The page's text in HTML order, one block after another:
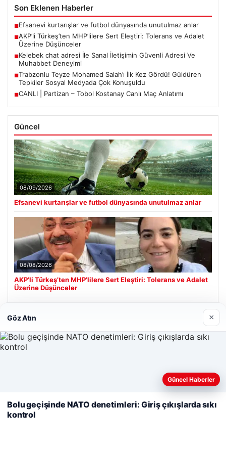
Son Eklenen Haberler
■Efsanevi kurtarışlar ve futbol dünyasında unutulmaz anlar
■AKP’li Türkeş’ten MHP’lilere Sert Eleştiri: Tolerans ve Adalet
Üzerine Düşünceler
■Kelebek chat adresi İle Sanal İletişimin Güvenli Adresi Ve
Muhabbet Deneyimi
■Trabzonlu Teyze Mohamed Salah’ı İlk Kez Gördü! Güldüren
Tepkiler Sosyal Medyada Çok Konuşuldu
■CANLI | Partizan – Tobol Kostanay Canlı Maç Anlatımı
Güncel
08/09/2026
Efsanevi kurtarışlar ve futbol dünyasında unutulmaz anlar
08/08/2026
AKP’li Türkeş’ten MHP’lilere Sert Eleştiri: Tolerans ve Adalet
Üzerine Düşünceler
Hastaş Beton
Web sitemizi nasıl kullandığınızı daha iyi anlayabilmek,
kullanıyoruz.
Çerez Politikamız
Reddet
Göz Atın ×
Güncel Haberler
Bolu geçişinde NATO denetimleri: Giriş çıkışlarda sıkı
kontrol